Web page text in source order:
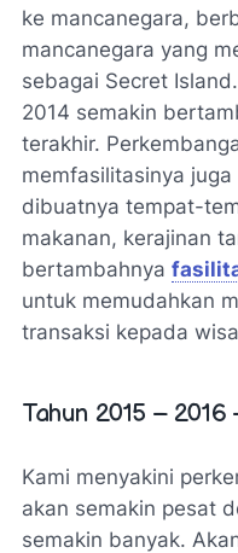
ke mancanegara,
mancanegara yang
sebagai Secret
2014 semakin
terakhir.
memfasilitasinya
dibuatnya tempat-
makanan, kerajinan
bertambahnya
untuk memudahkan
transaksi kepada
Tahun 2015 – 2016
Kami menyakini
akan semakin pesat
semakin banyak.